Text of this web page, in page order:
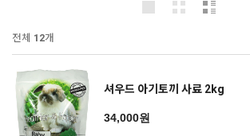
전체 12개
셔우드 아기토끼 사료 2kg
34,000원